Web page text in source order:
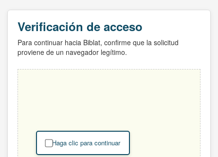
Verificación de acceso
Para continuar hacia Biblat, confirme que la solicitud
proviene de un navegador legítimo.
Haga clic para continuar